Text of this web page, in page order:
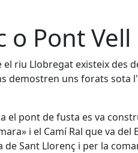
o Pont Vell
riu Llobregat existeix des
demostren uns forats sota
el pont de fusta es va
i el Camí Ral que va del
Sant Llorenç i per la